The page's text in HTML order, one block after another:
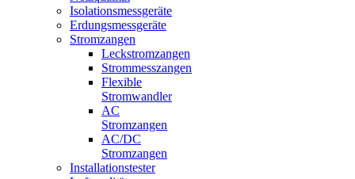
Isolationsmessgeräte
Erdungsmessgeräte
Stromzangen
Leckstromzangen
Strommesszangen
Flexible
Stromwandler
AC
Stromzangen
AC/DC
Stromzangen
Installationstester